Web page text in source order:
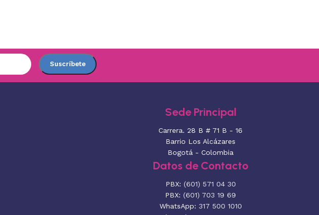
Sede Principal
Carrera. 28 B # 71 B - 16
Barrio Los Alcázares
Bogotá - Colombia
Datos de Contacto
PBX: (601) 571 04 30
PBX: (601) 703 19 69
WhatsApp: 317 500 1010